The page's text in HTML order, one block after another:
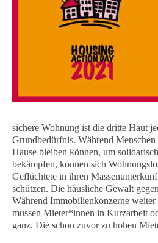
sichere Wohnung ist die dritte Haut
Grundbedürfnis. Während
Hause bleiben können, um
bekämpfen, können sich
Geflüchtete in ihren
schützen. Die häusliche Gewalt
Während Immobilienkonzerne weiter
müssen Mieter*innen in Kurzarbeit
ganz. Die schon zuvor zu hohen